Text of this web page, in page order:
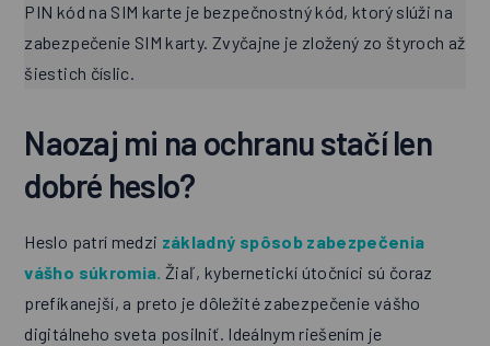
PIN kód na SIM karte je bezpečnostný kód, ktorý slúži na
zabezpečenie SIM karty. Zvyčajne je zložený zo štyroch až
šiestich číslic.
Naozaj mi na ochranu stačí len
dobré heslo?
Heslo patrí medzi základný spôsob zabezpečenia
vášho súkromia.Žiaľ, kybernetickí útočníci sú čoraz
prefíkanejší, a preto je dôležité zabezpečenie vášho
digitálneho sveta posilniť. Ideálnym riešením je